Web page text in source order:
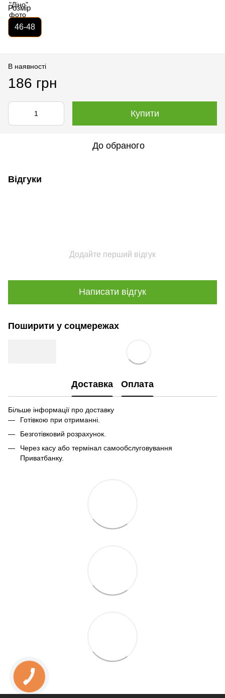
Розмір
46-48
В наявності
186 грн
Купити
До обраного
Відгуки
Додайте перший відгук
Написати відгук
Поширити у соцмережах
Доставка Оплата
Більше інформації про доставку
Готівкою при отриманні.
Безготівковий розрахунок.
Через касу або термінал самообслуговування
Приватбанку.